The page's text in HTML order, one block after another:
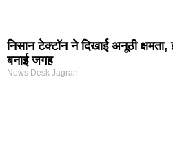
निसान टेक्टॉन ने दिखाई अनूठी
बनाई जगह
News Desk Jagran